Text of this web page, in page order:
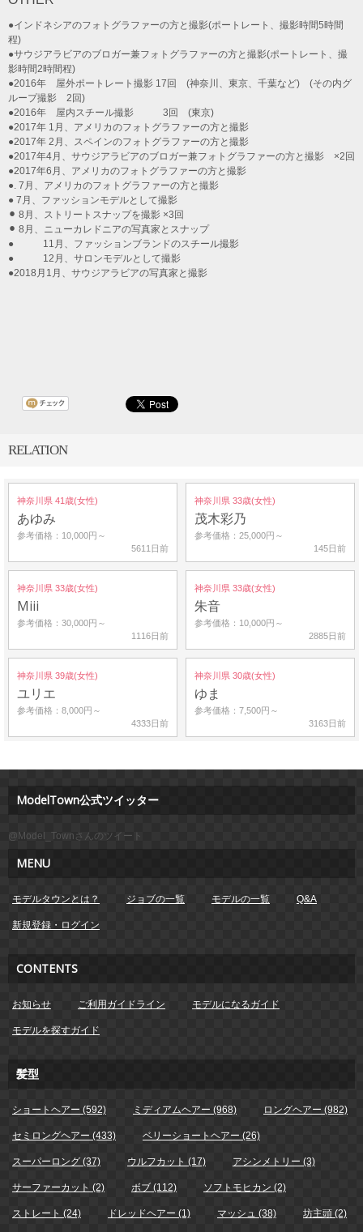
●インドネシアのフォトグラファーの方と撮影(ポートレート、撮影時間5時間
程)
●サウジアラビアのブロガー兼フォトグラファーの方と撮影(ポートレート、撮
影時間2時間程)
●2016年 屋外ポートレート撮影 17回 (神奈川、東京、千葉など) (その内グ
ループ撮影 2回)
●2016年 屋内スチール撮影 3回 (東京)
●2017年 1月、アメリカのフォトグラファーの方と撮影
●2017年 2月、スペインのフォトグラファーの方と撮影
●2017年4月、サウジアラビアのブロガー兼フォトグラファーの方と撮影 ×2回
●2017年6月、アメリカのフォトグラファーの方と撮影
●. 7月、アメリカのフォトグラファーの方と撮影
● 7月、ファッションモデルとして撮影
⚫︎ 8月、ストリートスナップを撮影 ×3回
⚫︎ 8月、ニューカレドニアの写真家とスナップ
● 11月、ファッションブランドのスチール撮影
● 12月、サロンモデルとして撮影
●2018月1月、サウジアラビアの写真家と撮影
RELATION
神奈川県 41歳(女性)
あゆみ
参考価格：10,000円～
5611日前
神奈川県 33歳(女性)
茂木彩乃
参考価格：25,000円～
145日前
神奈川県 33歳(女性)
Miii
参考価格：30,000円～
1116日前
神奈川県 33歳(女性)
朱音
参考価格：10,000円～
2885日前
神奈川県 39歳(女性)
ユリエ
参考価格：8,000円～
4333日前
神奈川県 30歳(女性)
ゆま
参考価格：7,500円～
3163日前
ModelTown公式ツイッター
@Model_Townさんのツイート
MENU
モデルタウンとは？ ジョブの一覧 モデルの一覧 Q&A
新規登録・ログイン
CONTENTS
お知らせ ご利用ガイドライン モデルになるガイド
モデルを探すガイド
髪型
ショートヘアー (592) ミディアムヘアー (968) ロングヘアー (982)
セミロングヘアー (433) ベリーショートヘアー (26)
スーパーロング (37) ウルフカット (17) アシンメトリー (3)
サーファーカット (2) ボブ (112) ソフトモヒカン (2)
ストレート (24) ドレッドヘアー (1) マッシュ (38) 坊主頭 (2)